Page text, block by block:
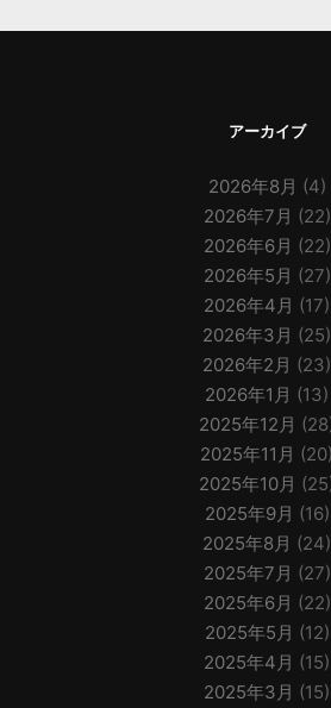
アーカイブ
2026年8月 (4)
2026年7月 (22)
2026年6月 (22)
2026年5月 (27)
2026年4月 (17)
2026年3月 (25)
2026年2月 (23)
2026年1月 (13)
2025年12月
2025年11月 (20)
2025年10月
2025年9月 (16)
2025年8月 (24)
2025年7月 (27)
2025年6月 (22)
2025年5月 (12)
2025年4月 (15)
2025年3月 (15)